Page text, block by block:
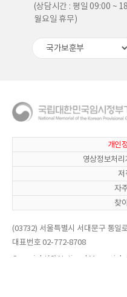
(상담시간 : 평일 09:00 ~
월요일 휴무)
개인
영상정보처
저
자
찾
(03732) 서울특별시 서대문구 통일
대표번호 02-772-8708
Copyright(C) National Memorial